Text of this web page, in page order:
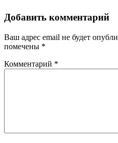
Добавить комментарий
Ваш адрес email не будет
помечены *
Комментарий *